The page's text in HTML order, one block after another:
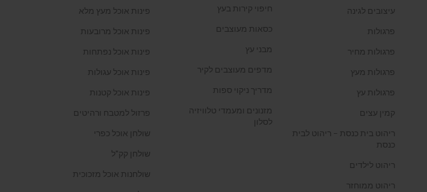
עיצובים לגינה
פרגולות
פרגולות מחיר
פרגולות מעץ
פרגולות עץ
קמין עצים
ריהוט בית כנסת – ריהוט לבית
כנסת
ריהוט לילדים
ריהוט ממוחזר
חיפוי קירות בעץ
כסאות מעוצבים
מבני עץ
מדפים מעוצבים לקיר
מדריך ניקוי ספות
מזנונים ומעמדי טלוויזיה
לסלון
פינות אוכל מעץ מלא
פינות אוכל מרובעות
פינות אוכל נפתחות
פינות אוכל עגולות
פינות אוכל קטנות
פרזול למטבח ורהיטים
שולחן אוכל כפרי
שולחן קק"ל
שולחנות אוכל מזכוכית